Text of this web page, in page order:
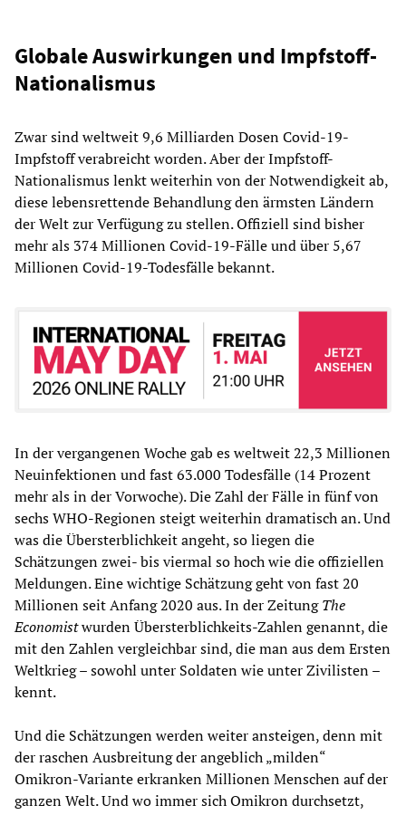
Globale Auswirkungen und Impfstoff-
Nationalismus
Zwar sind weltweit 9,6 Milliarden Dosen Covid-19-
Impfstoff verabreicht worden. Aber der Impfstoff-
Nationalismus lenkt weiterhin von der Notwendigkeit ab,
diese lebensrettende Behandlung den ärmsten Ländern
der Welt zur Verfügung zu stellen. Offiziell sind bisher
mehr als 374 Millionen Covid-19-Fälle und über 5,67
Millionen Covid-19-Todesfälle bekannt.
In der vergangenen Woche gab es weltweit 22,3 Millionen
Neuinfektionen und fast 63.000 Todesfälle (14 Prozent
mehr als in der Vorwoche). Die Zahl der Fälle in fünf von
sechs WHO-Regionen steigt weiterhin dramatisch an. Und
was die Übersterblichkeit angeht, so liegen die
Schätzungen zwei- bis viermal so hoch wie die offiziellen
Meldungen. Eine wichtige Schätzung geht von fast 20
Millionen seit Anfang 2020 aus. In der ZeitungThe
Economistwurden Übersterblichkeits-Zahlen genannt, die
mit den Zahlen vergleichbar sind, die man aus dem Ersten
Weltkrieg – sowohl unter Soldaten wie unter Zivilisten –
kennt.
Und die Schätzungen werden weiter ansteigen, denn mit
der raschen Ausbreitung der angeblich „milden“
Omikron-Variante erkranken Millionen Menschen auf der
ganzen Welt. Und wo immer sich Omikron durchsetzt,